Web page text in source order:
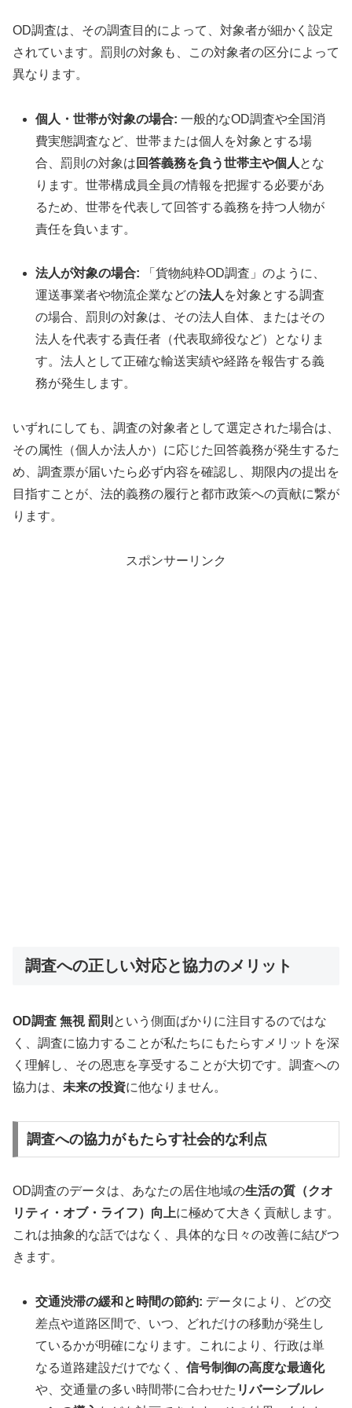
OD調査は、その調査目的によって、対象者が細かく設定
されています。罰則の対象も、この対象者の区分によって
異なります。
個人・世帯が対象の場合: 一般的なOD調査や全国消
費実態調査など、世帯または個人を対象とする場
合、罰則の対象は 回答義務を負う世帯主や個人 とな
ります。世帯構成員全員の情報を把握する必要があ
るため、世帯を代表して回答する義務を持つ人物が
責任を負います。
法人が対象の場合: 「貨物純粋OD調査」のように、
運送事業者や物流企業などの法人を対象とする調査
の場合、罰則の対象は、その法人自体、またはその
法人を代表する責任者（代表取締役など）となりま
す。法人として正確な輸送実績や経路を報告する義
務が発生します。
いずれにしても、調査の対象者として選定された場合は、
その属性（個人か法人か）に応じた回答義務が発生するた
め、調査票が届いたら必ず内容を確認し、期限内の提出を
目指すことが、法的義務の履行と都市政策への貢献に繋が
ります。
スポンサーリンク
調査への正しい対応と協力のメリット
OD調査 無視 罰則 という側面ばかりに注目するのではな
く、調査に協力することが私たちにもたらすメリットを深
く理解し、その恩恵を享受することが大切です。調査への
協力は、 未来の投資に他なりません。
調査への協力がもたらす社会的な利点
OD調査のデータは、あなたの居住地域の生活の質（クオ
リティ・オブ・ライフ）向上に極めて大きく貢献します。
これは抽象的な話ではなく、具体的な日々の改善に結びつ
きます。
交通渋滞の緩和と時間の節約: データにより、どの交
差点や道路区間で、いつ、どれだけの移動が発生し
ているかが明確になります。これにより、行政は単
なる道路建設だけでなく、信号制御の高度な最適化
や、交通量の多い時間帯に合わせた リバーシブルレ